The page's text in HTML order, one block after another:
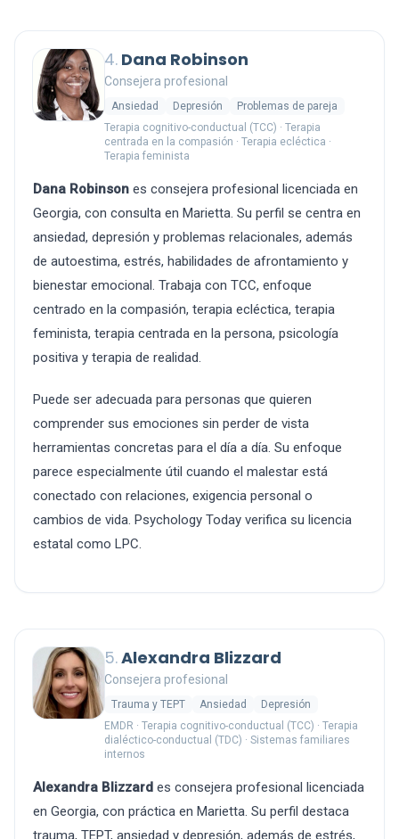
4. Dana Robinson
Consejera profesional
Ansiedad Depresión
Problemas de pareja
Terapia cognitivo-conductual (TCC) · Terapia
centrada en la compasión · Terapia ecléctica ·
Terapia feminista
Dana Robinson es consejera profesional licenciada en
Georgia, con consulta en Marietta. Su perfil se centra en
ansiedad, depresión y problemas relacionales, además
de autoestima, estrés, habilidades de afrontamiento y
bienestar emocional. Trabaja con TCC, enfoque
centrado en la compasión, terapia ecléctica, terapia
feminista, terapia centrada en la persona, psicología
positiva y terapia de realidad.
Puede ser adecuada para personas que quieren
comprender sus emociones sin perder de vista
herramientas concretas para el día a día. Su enfoque
parece especialmente útil cuando el malestar está
conectado con relaciones, exigencia personal o
cambios de vida. Psychology Today verifica su licencia
estatal como LPC.
5.Alexandra Blizzard
Consejera profesional
Trauma y TEPT Ansiedad
Depresión
EMDR · Terapia cognitivo-conductual (TCC) · Terapia
dialéctico-conductual (TDC) · Sistemas familiares
internos
Alexandra Blizzard es consejera profesional licenciada
en Georgia, con práctica en Marietta. Su perfil destaca
trauma, TEPT, ansiedad y depresión, además de estrés,